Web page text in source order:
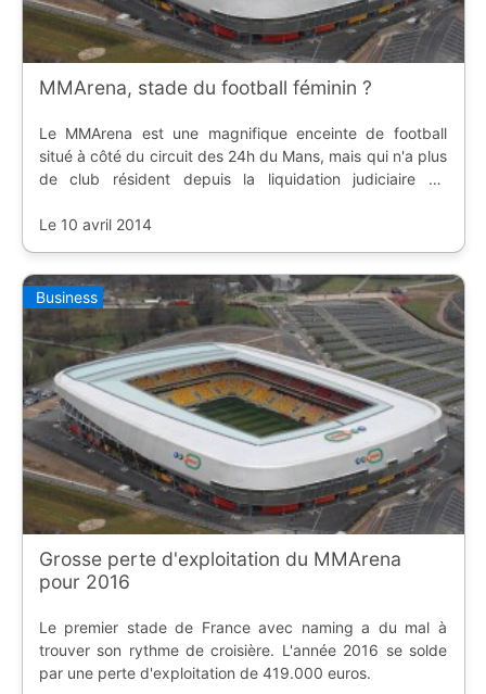
MMArena, stade du football féminin ?
Le MMArena est une magnifique enceinte de football
situé à côté du circuit des 24h du Mans, mais qui n'a plus
de club résident depuis la liquidation judiciaire du
football féminin va se dérouler le 7
Le 10 avril 2014
Business
Grosse perte d'exploitation du MMArena
pour 2016
Le premier stade de France avec naming a du mal à
trouver son rythme de croisière. L'année 2016 se solde
par une perte d'exploitation de 419.000 euros.